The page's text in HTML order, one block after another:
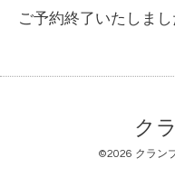
ご予約終了いたしまし
ク
©2026 クラン